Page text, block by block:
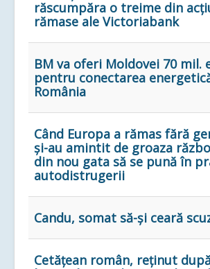
răscumpăra o treime din
rămase ale Victoriabank
BM va oferi Moldovei 70 mil.
pentru conectarea
România
Când Europa a rămas fără
și-au amintit de groaza
din nou gata să se pună în
autodistrugerii
Candu, somat să-și ceară
Cetățean român, reținut